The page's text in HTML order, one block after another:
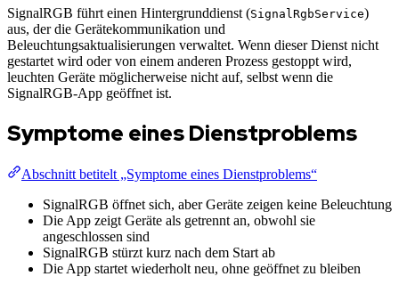
SignalRGB führt einen Hintergrunddienst (SignalRgbService)
aus, der die Gerätekommunikation und
Beleuchtungsaktualisierungen verwaltet. Wenn dieser Dienst nicht
gestartet wird oder von einem anderen Prozess gestoppt wird,
leuchten Geräte möglicherweise nicht auf, selbst wenn die
SignalRGB-App geöffnet ist.
Symptome eines Dienstproblems
Abschnitt betitelt „Symptome eines Dienstproblems“
SignalRGB öffnet sich, aber Geräte zeigen keine Beleuchtung
Die App zeigt Geräte als getrennt an, obwohl sie
angeschlossen sind
SignalRGB stürzt kurz nach dem Start ab
Die App startet wiederholt neu, ohne geöffnet zu bleiben